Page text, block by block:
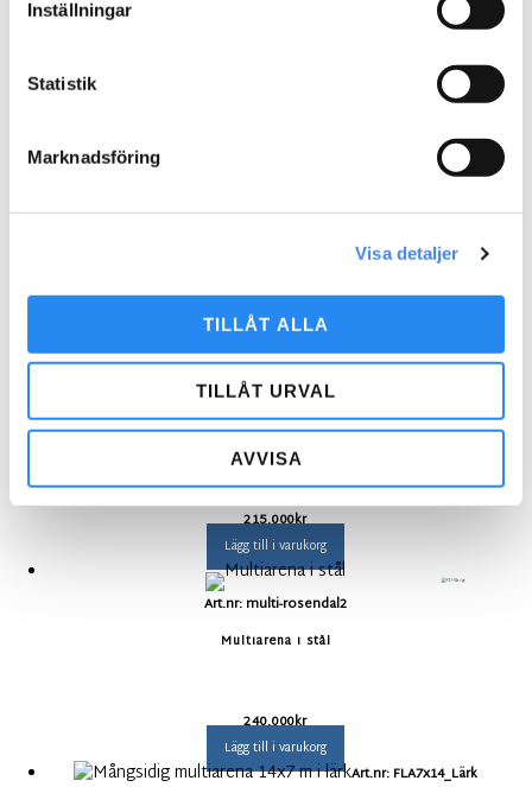
Inställningar
Statistik
Marknadsföring
Visa detaljer
TILLÅT ALLA
TILLÅT URVAL
AVVISA
360.000kr
Lägg till i varukorg
Art.nr: multi-rosendal3
Multiarena 9×12 m i lärk
215.000kr
Lägg till i varukorg
Art.nr: multi-rosendal2
Multiarena i stål
240.000kr
Lägg till i varukorg
Art.nr: FLA7x14_Lärk